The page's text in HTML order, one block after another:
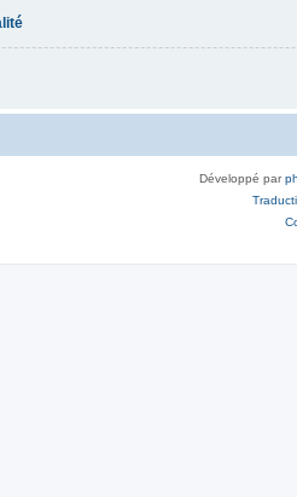
Développé par